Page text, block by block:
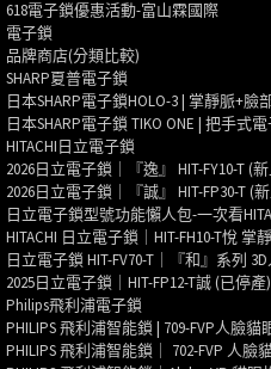
618電子鎖優惠活動-富山霖國際
電子鎖
品牌商店(分類比較)
SHARP夏普電子鎖
日本SHARP電子鎖HOLO-3 | 掌靜脈+
日本SHARP電子鎖 TIKO ONE | 把手式
HITACHI日立電子鎖
2026日立電子鎖｜『逸』 HIT-FY10-T (
2026日立電子鎖｜『誠』 HIT-FP30-T (
日立電子鎖型號功能懶人包-一次看
HITACHI 日立電子鎖｜HIT-FH10-T悅
日立電子鎖 HIT-FV70-T｜『和』系列
2025日立電子鎖｜HIT-FP12-T誠 (已停產)
Philips飛利浦電子鎖
PHILIPS 飛利浦智能鎖 | 709-FVP人臉
PHILIPS 飛利浦智能鎖｜ 702-FVP 人臉